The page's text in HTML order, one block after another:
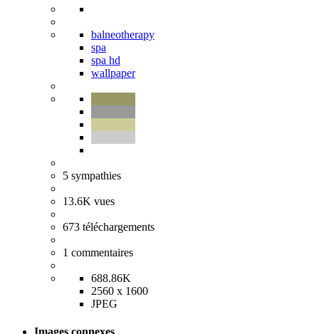
balneotherapy
spa
spa hd
wallpaper
5 sympathies
13.6K vues
673 téléchargements
1 commentaires
688.86K
2560 x 1600
JPEG